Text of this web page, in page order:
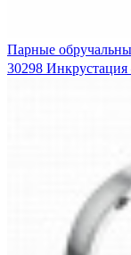
Парные
30298 Инкрустация